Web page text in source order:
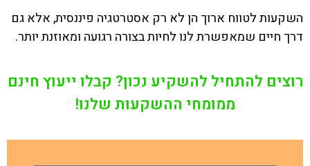
השקעות לטווח ארוך הן לא רק אסטרטגיה פיננסית, אלא גם
דרך חיים שמאפשרת לנו לחיות בצורה רגועה ומאוזנת יותר.
רוצים להתחיל להשקיע נכון? קבלו ייעוץ חינם
ממומחי ההשקעות שלנו!